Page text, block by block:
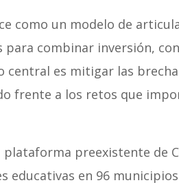
como un modelo de
para combinar inversión,
central es mitigar las
frente a los retos que
preexistente de
educativas en 96